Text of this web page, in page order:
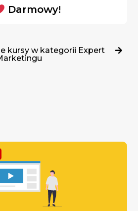
Darmowy!
kursy w kategorii Expert